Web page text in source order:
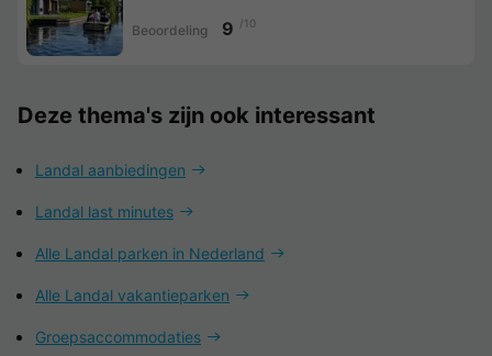
Beoordeling 9 /10
Deze thema's zijn ook interessant
Landal aanbiedingen
Landal last minutes
Alle Landal parken in Nederland
Alle Landal vakantieparken
Groepsaccommodaties